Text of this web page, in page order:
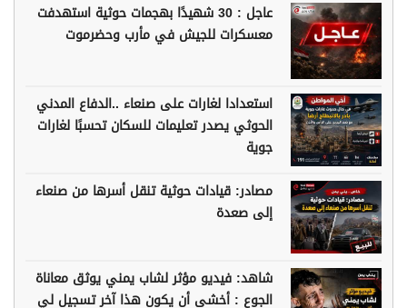
عاجل : 30 شهيدًا بهجمات حوثية استهدفت
معسكرات للجيش في مأرب وحضرموت
استعدادا لغارات على صنعاء ..الدفاع المدني
الحوثي يصدر تعليمات للسكان تحسبًا لغارات
جوية
مصادر: قيادات حوثية تنقل أسرها من صنعاء
إلى صعدة
شاهد: فيديو مؤثر لشاب يمني يوثق معاناة
الجوع : أخشى أن يكون هذا آخر تسجيل لي